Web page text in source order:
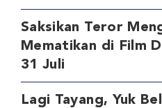
Saksikan Teror
Mematikan di Film
31 Juli
Lagi Tayang, Yuk